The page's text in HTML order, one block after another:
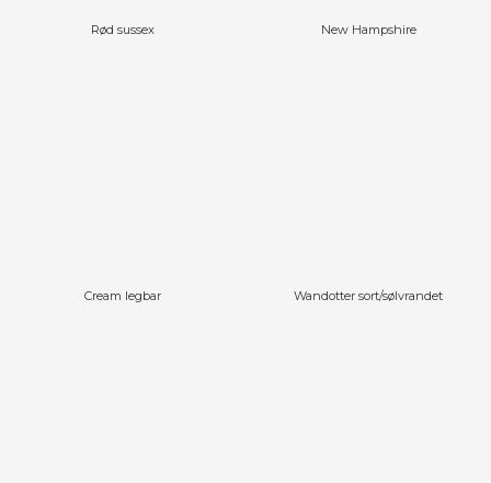
Rød sussex New Hampshire
Cream legbar Wandotter sort/sølvrandet